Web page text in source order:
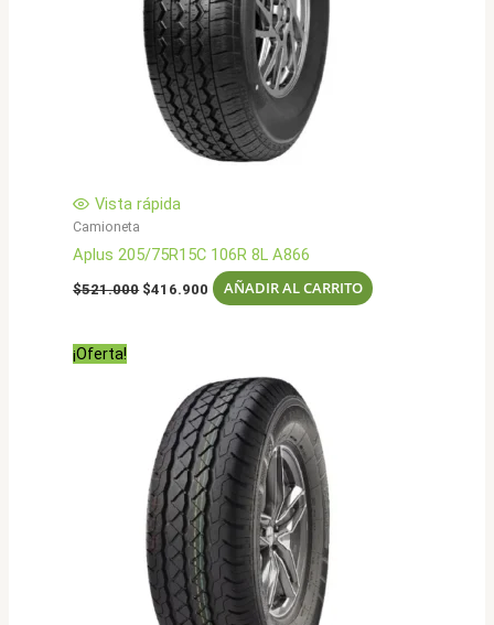
Vista rápida
Camioneta
Aplus 205/75R15C 106R 8L A866
$521.000 El
$416.900 El
precio
AÑADIR AL CARRITO
¡Oferta!